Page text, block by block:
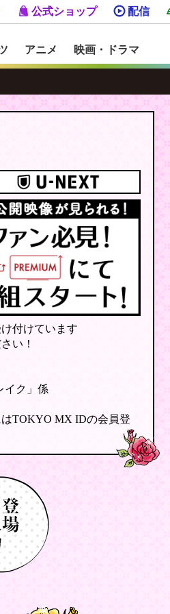
アニメ 映画・ドラマ
公式ショップ 配信
付けています
い！
イク」係
TOKYO MX IDの会員登